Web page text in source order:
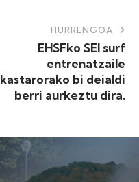
HURRENGOA
EHSFko SEI surf
entrenatzaile
bi deialdi
berri aurkeztu dira.